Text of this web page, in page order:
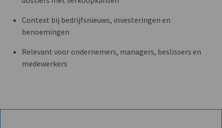
Context bij bedrijfsnieuws, investeringen en
benoemingen
Relevant voor ondernemers, managers, beslissers en
medewerkers